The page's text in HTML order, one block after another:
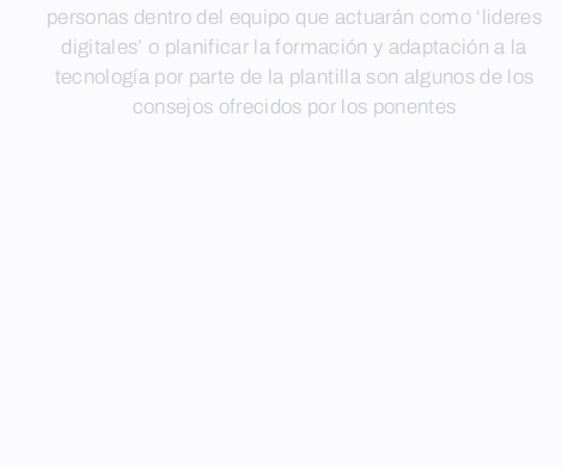
personas dentro del equipo que actuarán como ‘lideres
digitales’ o planificar la formación y adaptación a la
tecnología por parte de la plantilla son algunos de los
consejos ofrecidos por los ponentes